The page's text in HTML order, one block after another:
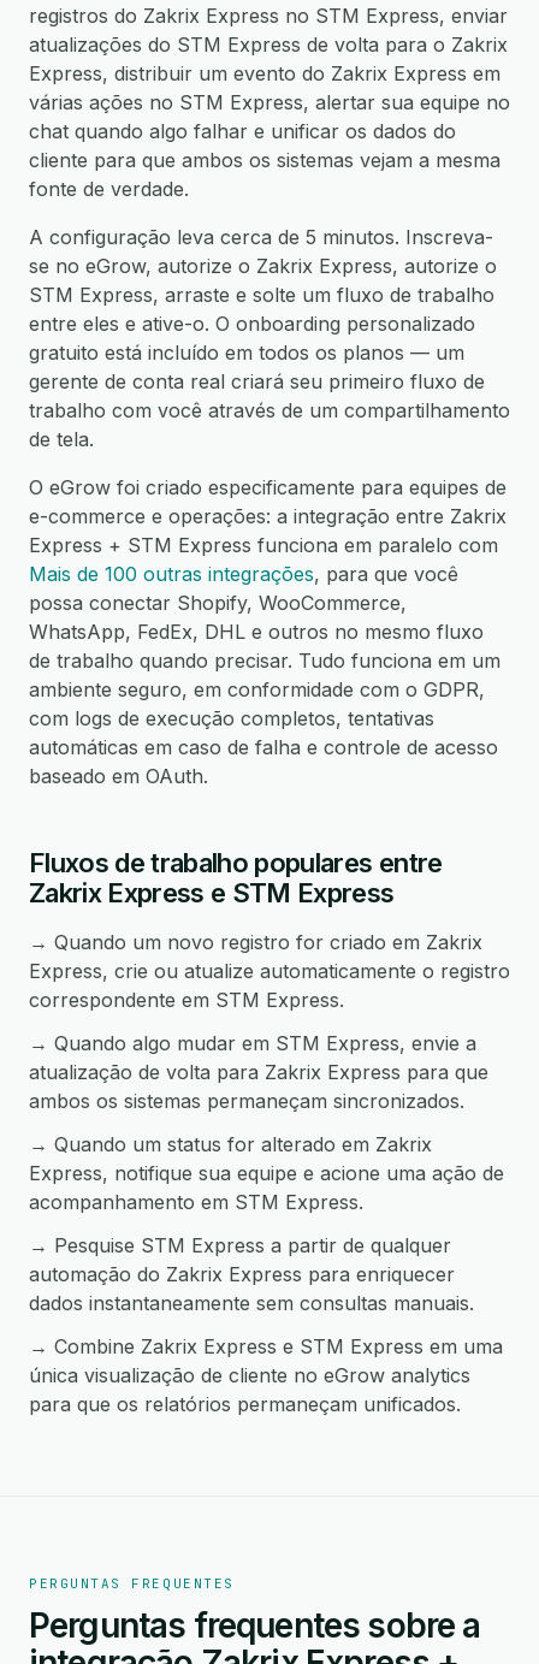
registros do Zakrix Express no STM Express, enviar
atualizações do STM Express de volta para o Zakrix
Express, distribuir um evento do Zakrix Express em
várias ações no STM Express, alertar sua equipe no
chat quando algo falhar e unificar os dados do
cliente para que ambos os sistemas vejam a mesma
fonte de verdade.
A configuração leva cerca de 5 minutos. Inscreva-
se no eGrow, autorize o Zakrix Express, autorize o
STM Express, arraste e solte um fluxo de trabalho
entre eles e ative-o. O onboarding personalizado
gratuito está incluído em todos os planos — um
gerente de conta real criará seu primeiro fluxo de
trabalho com você através de um compartilhamento
de tela.
O eGrow foi criado especificamente para equipes de
e-commerce e operações: a integração entre Zakrix
Express + STM Express funciona em paralelo com
Mais de 100 outras integrações, para que você
possa conectar Shopify, WooCommerce,
WhatsApp, FedEx, DHL e outros no mesmo fluxo
de trabalho quando precisar. Tudo funciona em um
ambiente seguro, em conformidade com o GDPR,
com logs de execução completos, tentativas
automáticas em caso de falha e controle de acesso
baseado em OAuth.
Fluxos de trabalho populares entre
Zakrix Express e STM Express
→ Quando um novo registro for criado em Zakrix
Express, crie ou atualize automaticamente o registro
correspondente em STM Express.
→ Quando algo mudar em STM Express, envie a
atualização de volta para Zakrix Express para que
ambos os sistemas permaneçam sincronizados.
→ Quando um status for alterado em Zakrix
Express, notifique sua equipe e acione uma ação de
acompanhamento em STM Express.
→ Pesquise STM Express a partir de qualquer
automação do Zakrix Express para enriquecer
dados instantaneamente sem consultas manuais.
→ Combine Zakrix Express e STM Express em uma
única visualização de cliente no eGrow analytics
para que os relatórios permaneçam unificados.
PERGUNTAS FREQUENTES
Perguntas frequentes sobre a